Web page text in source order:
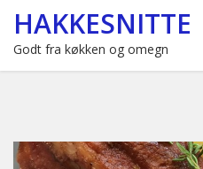
HAKKESNITTE
Godt fra køkken og omegn